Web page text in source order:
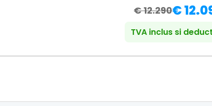
€ 12.290€
TVA inclus si